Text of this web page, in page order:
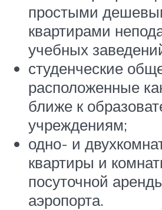
простыми
квартирами
учебных
студенческие
расположенные
ближе к
учреждениям;
одно- и
квартиры и
посуточной
аэропорта.